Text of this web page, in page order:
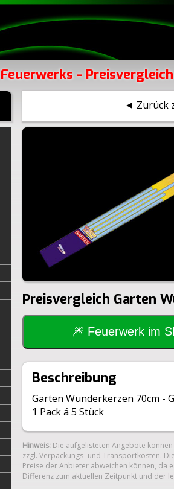
Feuerwerks - Preisvergleich
◄ Zurück
Preisvergleich Garten
🎆 Feuerwerk im
Beschreibung
Garten Wunderkerzen 70cm -
1 Pack á 5 Stück
Hinweis: Die aufgelisteten Angebote
zzgl. Verpackungs- und Transportkosten.
Preise der Anbieter abweichen können, da
Differenz zum aktuellen Zeitpunkt und der